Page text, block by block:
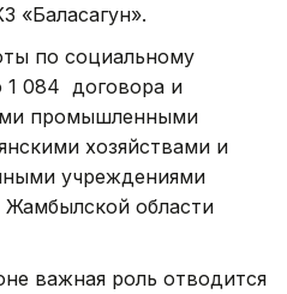
«Баласагун».
по социальному
1 084 договора и
промышленными
хозяйствами и
учреждениями
Жамбылской области
важная роль отводится